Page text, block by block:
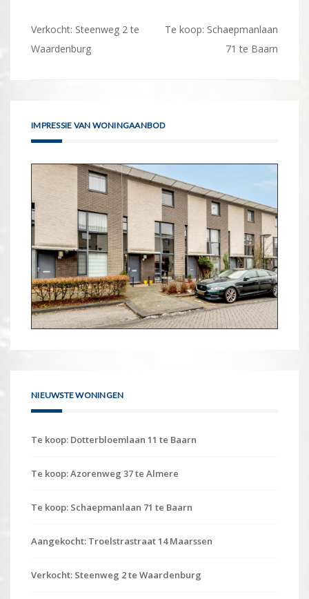
Bericht
navigatie
Verkocht: Steenweg 2 te
Waardenburg
Te koop: Schaepmanlaan
71 te Baarn
IMPRESSIE VAN WONINGAANBOD
NIEUWSTE WONINGEN
Te koop: Dotterbloemlaan 11 te Baarn
Te koop: Azorenweg 37 te Almere
Te koop: Schaepmanlaan 71 te Baarn
Aangekocht: Troelstrastraat 14 Maarssen
Verkocht: Steenweg 2 te Waardenburg